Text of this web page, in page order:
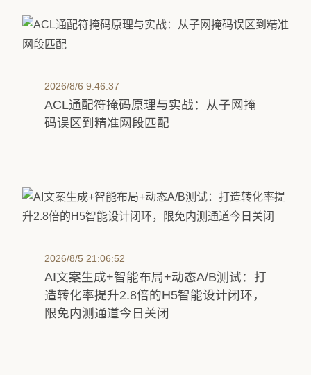
2026/8/6 9:46:37
ACL通配符掩码原理与实战：从子网掩
码误区到精准网段匹配
2026/8/5 21:06:52
AI文案生成+智能布局+动态A/B测试：打
造转化率提升2.8倍的H5智能设计闭环，
限免内测通道今日关闭